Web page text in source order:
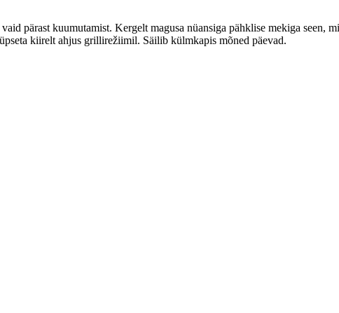
pärast kuumutamist. Kergelt magusa nüansiga pähklise mekiga seen,
kiirelt ahjus grillirežiimil. Säilib külmkapis mõned päevad.